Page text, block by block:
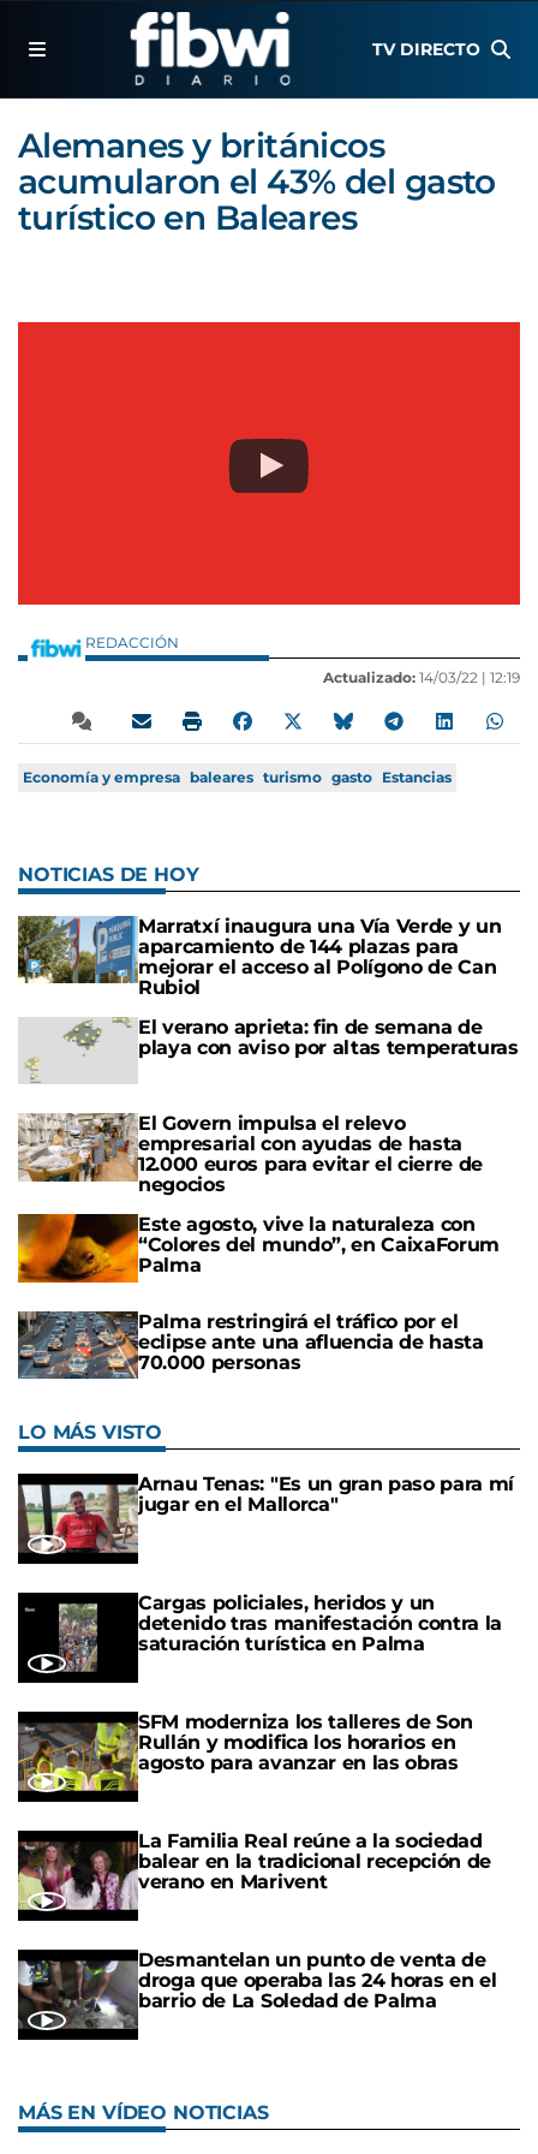
TV DIRECTO
Alemanes y británicos
acumularon el 43% del gasto
turístico en Baleares
REDACCIÓN
Actualizado: 14/03/22 | 12:19
Economía y empresa baleares turismo gasto Estancias
NOTICIAS DE HOY
Marratxí inaugura una Vía Verde y un
aparcamiento de 144 plazas para
mejorar el acceso al Polígono de Can
Rubiol
El verano aprieta: fin de semana de
playa con aviso por altas temperaturas
El Govern impulsa el relevo
empresarial con ayudas de hasta
12.000 euros para evitar el cierre de
negocios
Este agosto, vive la naturaleza con
“Colores del mundo”, en CaixaForum
Palma
Palma restringirá el tráfico por el
eclipse ante una afluencia de hasta
70.000 personas
LO MÁS VISTO
Arnau Tenas: "Es un gran paso para mí
jugar en el Mallorca"
Cargas policiales, heridos y un
detenido tras manifestación contra la
saturación turística en Palma
SFM moderniza los talleres de Son
Rullán y modifica los horarios en
agosto para avanzar en las obras
La Familia Real reúne a la sociedad
balear en la tradicional recepción de
verano en Marivent
Desmantelan un punto de venta de
droga que operaba las 24 horas en el
barrio de La Soledad de Palma
MÁS EN VÍDEO NOTICIAS